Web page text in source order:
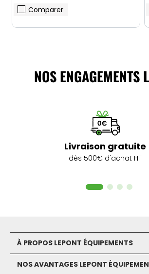
Comparer
NOS ENGAGEMENTS
Livraison gratuite
dès 500€ d'achat HT
À PROPOS LEPONT ÉQUIPEMENTS
NOS AVANTAGES LEPONT